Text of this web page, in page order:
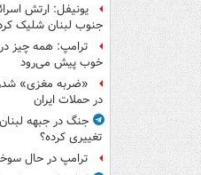
جنوب لبنان شلیک
ترامپ: همه چیز
خوب پیش می‌رود
«ضربه مغزی»
در حملات ایران
جنگ در جبهه
تغییری کرده؟
ترامپ در حال